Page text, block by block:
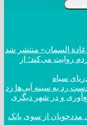
السمان» منتشر شد
روایت می‌کند؛ از
سیاه
و در شهر دیگری
مددجویان از سوی بانک